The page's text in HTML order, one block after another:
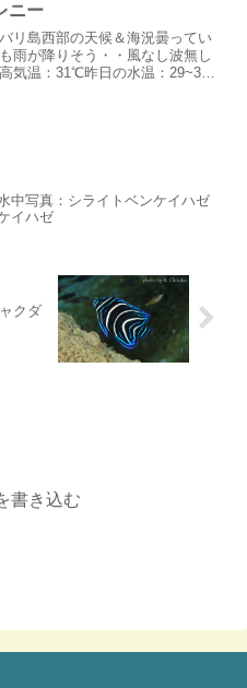
ニー
リ島西部の天候＆海況曇ってい
雨が降りそう・・風なし波無し
気温：31℃昨日の水温：29~30℃
中写真：シライトベンケイハゼ
イハゼ
クダ
書き込む